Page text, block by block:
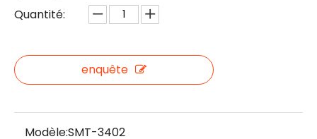
Quantité:
enquête
Modèle:SMT-3402